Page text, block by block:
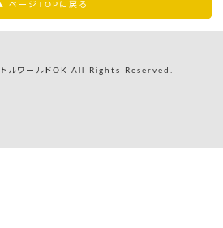
ページTOPに戻る
ルワールドOK All Rights Reserved.